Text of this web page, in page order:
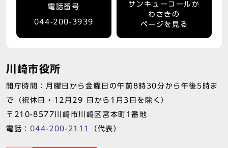
電話番号
044-200-3939
サンキューコールか
わさきの
ページを見る
川崎市役所
開庁時間：月曜日から金曜日の午前8時30分から午後5時ま
で（祝休日・12月29 日から1月3日を除く）
〒210-8577川崎市川崎区宮本町1番地
電話： 044-200-2111 （代表）